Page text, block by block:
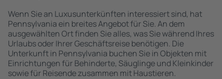
Wenn Sie an Luxusunterkünften interessiert sind, hat
Pennsylvania ein breites Angebot für Sie. An dem
ausgewählten Ort finden Sie alles, was Sie während Ihres
Urlaubs oder Ihrer Geschäftsreise benötigen. Die
Unterkunft in Pennsylvania buchen Sie in Objekten mit
Einrichtungen für Behinderte, Säuglinge und Kleinkinder
sowie für Reisende zusammen mit Haustieren.